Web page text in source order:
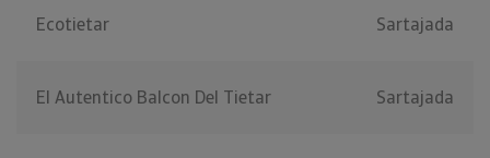
Ecotietar Sartajada
El Autentico Balcon Del Tietar Sartajada